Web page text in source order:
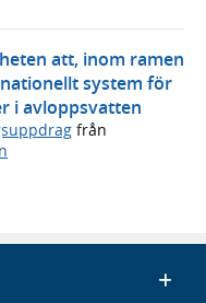
att, inom ramen
system för
i avloppsvatten
från